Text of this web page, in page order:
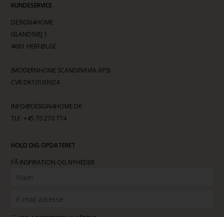
KUNDESERVICE
DESIGN4HOME
ISLANDSVEJ 1
4681 HERFØLGE
(MODERNHOME SCANDINAVIA APS)
CVR:DK10103924
INFO@DESIGN4HOME.DK
TLF. +45 70 270 774
HOLD DIG OPDATERET
FÅ INSPIRATION OG NYHEDER